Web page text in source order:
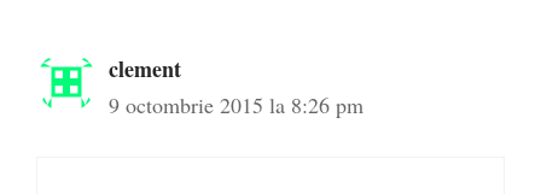
clement
9 octombrie 2015 la 8:26 pm